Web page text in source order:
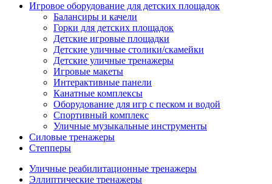
Игровое оборудование для детских площадок
Балансиры и качели
Горки для детских площадок
Детские игровые площадки
Детские уличные столики/скамейки
Детские уличные тренажеры
Игровые макеты
Интерактивные панели
Канатные комплексы
Оборудование для игр с песком и водой
Спортивный комплекс
Уличные музыкальные инструменты
Силовые тренажеры
Степперы
Уличные реабилитационные тренажеры
Эллиптические тренажеры